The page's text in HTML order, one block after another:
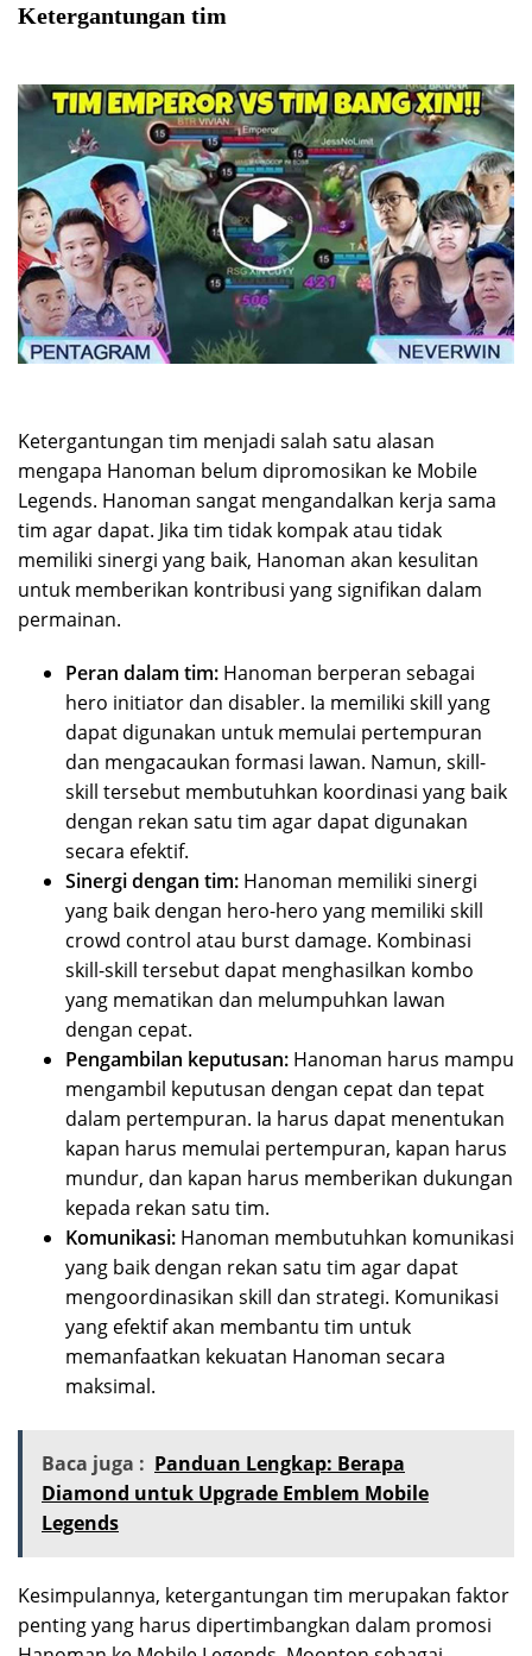
Ketergantungan tim
Ketergantungan tim menjadi salah satu alasan
mengapa Hanoman belum dipromosikan ke Mobile
Legends. Hanoman sangat mengandalkan kerja sama
tim agar dapat. Jika tim tidak kompak atau tidak
memiliki sinergi yang baik, Hanoman akan kesulitan
untuk memberikan kontribusi yang signifikan dalam
permainan.
Peran dalam tim: Hanoman berperan sebagai
hero initiator dan disabler. Ia memiliki skill yang
dapat digunakan untuk memulai pertempuran
dan mengacaukan formasi lawan. Namun, skill-
skill tersebut membutuhkan koordinasi yang baik
dengan rekan satu tim agar dapat digunakan
secara efektif.
Sinergi dengan tim: Hanoman memiliki sinergi
yang baik dengan hero-hero yang memiliki skill
crowd control atau burst damage. Kombinasi
skill-skill tersebut dapat menghasilkan kombo
yang mematikan dan melumpuhkan lawan
dengan cepat.
Pengambilan keputusan: Hanoman harus mampu
mengambil keputusan dengan cepat dan tepat
dalam pertempuran. Ia harus dapat menentukan
kapan harus memulai pertempuran, kapan harus
mundur, dan kapan harus memberikan dukungan
kepada rekan satu tim.
Komunikasi: Hanoman membutuhkan komunikasi
yang baik dengan rekan satu tim agar dapat
mengoordinasikan skill dan strategi. Komunikasi
yang efektif akan membantu tim untuk
memanfaatkan kekuatan Hanoman secara
maksimal.
Baca juga : Panduan Lengkap: Berapa
Diamond untuk Upgrade Emblem Mobile
Legends
Kesimpulannya, ketergantungan tim merupakan faktor
penting yang harus dipertimbangkan dalam promosi